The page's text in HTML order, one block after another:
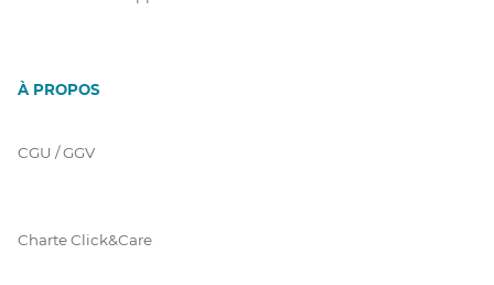
À PROPOS
CGU / GGV
Charte Click&Care